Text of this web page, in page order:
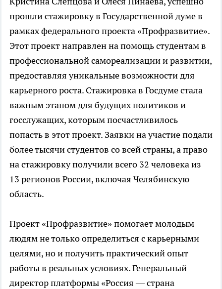
прошли стажировку в Государственной думе в
рамках федерального проекта «Профразвитие».
Этот проект направлен на помощь студентам в
профессиональной самореализации и развитии,
предоставляя уникальные возможности для
карьерного роста. Стажировка в Госдуме стала
важным этапом для будущих политиков и
госслужащих, которым посчастливилось
попасть в этот проект. Заявки на участие подали
более тысячи студентов со всей страны, а право
на стажировку получили всего 32 человека из
13 регионов России, включая Челябинскую
область.
Проект «Профразвитие» помогает молодым
людям не только определиться с карьерными
целями, но и получить практический опыт
работы в реальных условиях. Генеральный
директор платформы «Россия — страна